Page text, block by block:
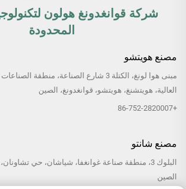
شركة قوانغدونغ هولون
المحدودة
مصنع هويتشو
مبنى هوا لونغ، الكتلة 3 شارع الصناعة، منطقة
العالية، هويتشنغ، هويتشو، قوانغدونغ، الصين
+86-752-2820007
مصنع شانتو
البلوك 3، منطقة صناعة غوانغفا، شياشان، حي
الصين